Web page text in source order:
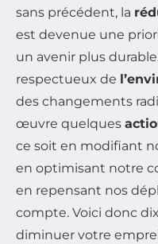
sans précédent, la
est devenue une
un avenir plus
respectueux de
des changements
œuvre quelques
ce soit en modifiant
en optimisant notre
en repensant nos
compte. Voici donc
diminuer votre